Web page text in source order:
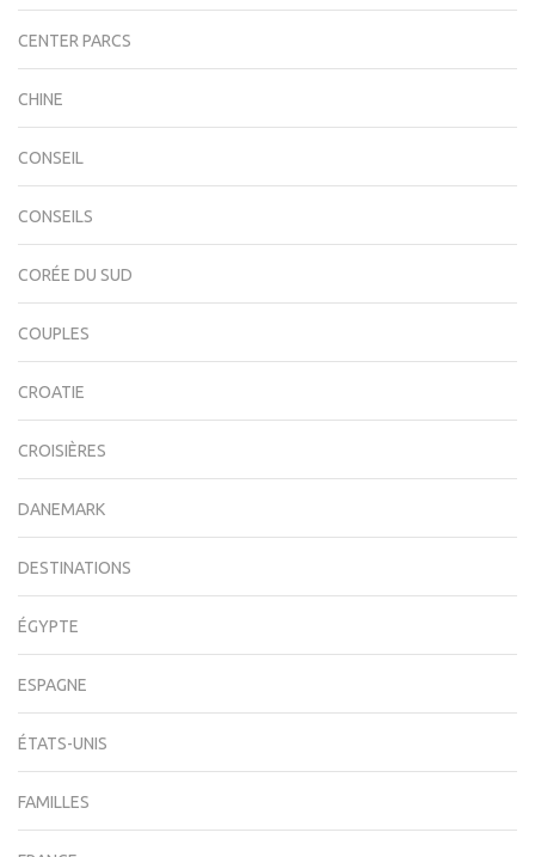
CENTER PARCS
CHINE
CONSEIL
CONSEILS
CORÉE DU SUD
COUPLES
CROATIE
CROISIÈRES
DANEMARK
DESTINATIONS
ÉGYPTE
ESPAGNE
ÉTATS-UNIS
FAMILLES